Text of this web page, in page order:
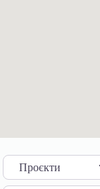
Виберіть тип пошуку